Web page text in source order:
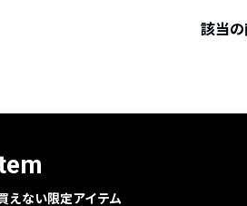
該当
えない限定アイテム